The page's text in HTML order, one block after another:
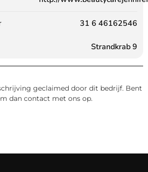
31 6 46162546
Strandkrab 9
geclaimed door dit bedrijf. Bent
dan contact met ons op.